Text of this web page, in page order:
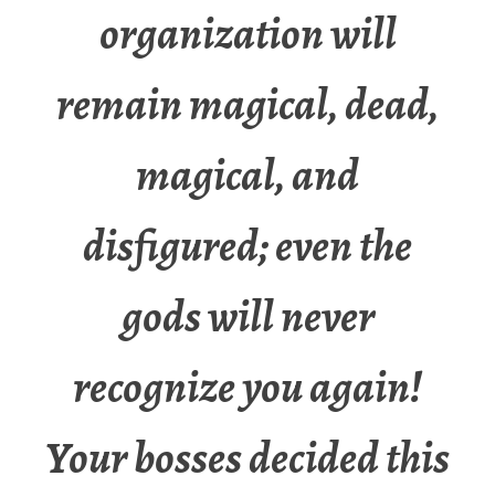
organization will
remain magical, dead,
magical, and
disfigured; even the
gods will never
recognize you again!
Your bosses decided this